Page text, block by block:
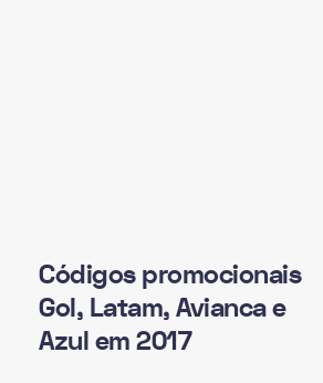
Códigos promocionais
Gol, Latam, Avianca e
Azul em 2017